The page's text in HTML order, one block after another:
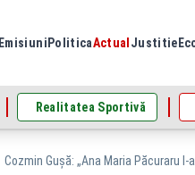
Emisiuni PoliticaActual Justitie
Realitatea Sportivă
Cozmin Gușă: „Ana Maria Păcuraru